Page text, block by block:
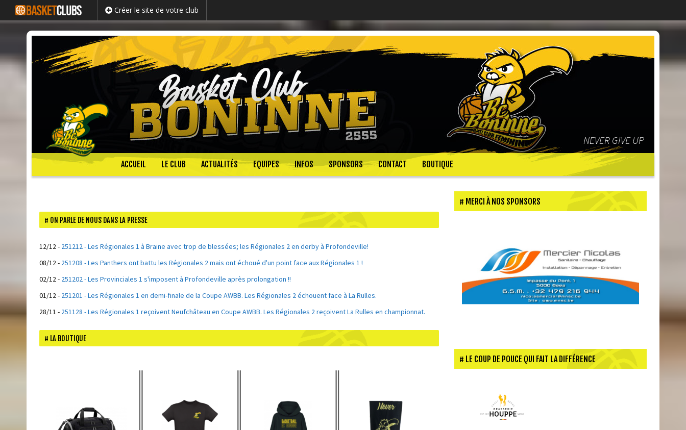
Créer le site de votre club
NEVER GIVE UP
Passer
ACCUEIL LE CLUB ACTUALITÉS EQUIPES INFOS SPONSORS CONTACT BOUTIQUE
ON PARLE DE NOUS DANS LA PRESSE
12/12- 251212 - Les Régionales 1 à Braine avec trop de blessées; les Régionales 2 en derby à Profondeville!
08/12- 251208 - Les Panthers ont battu les Régionales 2 mais ont échoué d'un point face aux Régionales 1 !
02/12- 251202 - Les Provinciales 1 s'imposent à Profondeville après prolongation !!
01/12- 251201 - Les Régionales 1 en demi-finale de la Coupe AWBB. Les Régionales 2 échouent face à La Rulles.
28/11 - 251128 - Les Régionales 1 reçoivent Neufchâteau en Coupe AWBB. Les Régionales 2 reçoivent La Rulles en championnat.
LA BOUTIQUE
MERCI À NOS SPONSORS
LE COUP DE POUCE QUI FAIT LA DIFFÉRENCE